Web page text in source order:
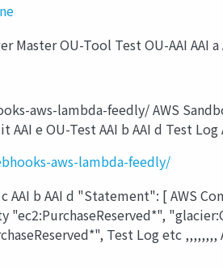
OU-Tool Test OU-AAI AAI
aws-lambda-feedly/ AWS
AAI e OU-Test AAI b AAI d Test Log
aws-lambda-feedly/
c AAI b AAI d "Statement": [ AWS
Test Log etc ,,,,,,,,